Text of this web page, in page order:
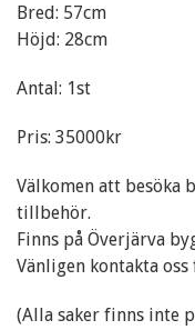
Bred: 57cm
Höjd: 28cm
Antal: 1st
Pris: 35000kr
Välkomen att besöka
tillbehör.
Finns på Överjärva
Vänligen kontakta
(Alla saker finns inte